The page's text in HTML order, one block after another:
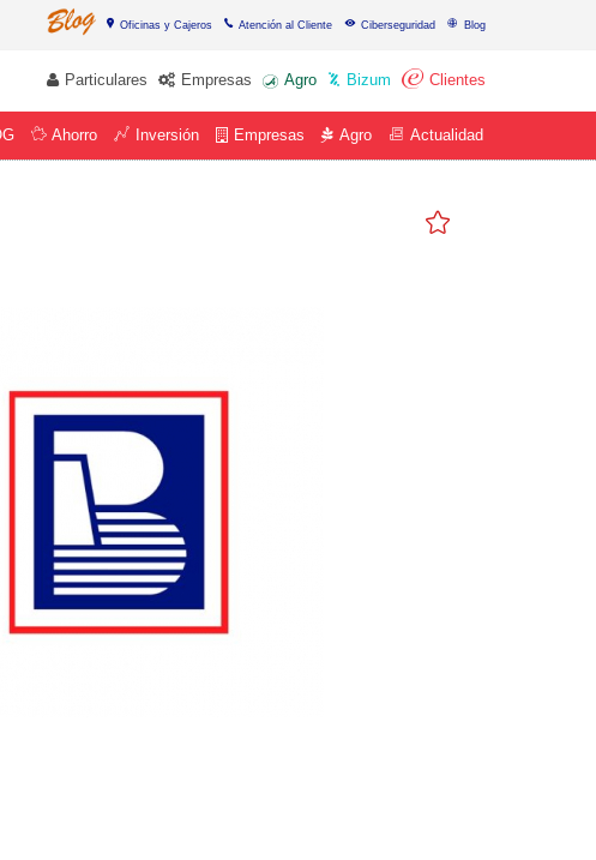
Oficinas y Cajeros Atención al Cliente Ciberseguridad Blog
Particulares Empresas Agro Bizum Clientes
Actualidad
Agro
Empresas
Inversión
Ahorro